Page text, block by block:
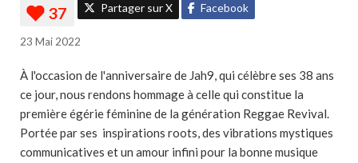
Partager sur X Facebook
23 Mai 2022
À l'occasion de l'anniversaire de Jah9, qui célèbre ses 38 ans
ce jour, nous rendons hommage à celle qui constitue la
première égérie féminine de la génération Reggae Revival.
Portée par ses inspirations roots, des vibrations mystiques
communicatives et un amour infini pour la bonne musique